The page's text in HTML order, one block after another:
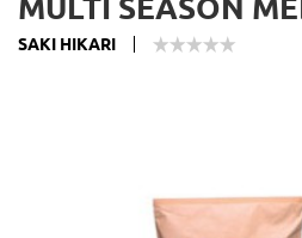
MULTI SEASON
SAKI HIKARI